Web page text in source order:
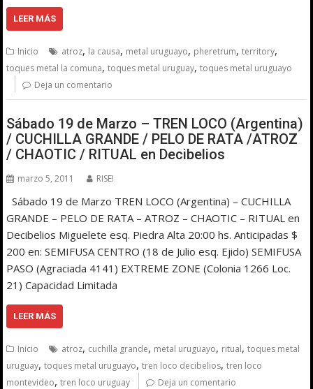
LEER MÁS
Inicio atroz, la causa, metal uruguayo, pheretrum,territory,
toques metal la comuna,toques metal uruguay,toques metal uruguayo
Deja un comentario
Sábado 19 de Marzo – TREN LOCO (Argentina)
/ CUCHILLA GRANDE / PELO DE RATA /ATROZ
/ CHAOTIC / RITUAL en Decibelios
marzo 5, 2011 RISE!
Sábado 19 de Marzo TREN LOCO (Argentina) – CUCHILLA
GRANDE – PELO DE RATA – ATROZ – CHAOTIC – RITUAL en
Decibelios Miguelete esq. Piedra Alta 20:00 hs. Anticipadas $
200 en: SEMIFUSA CENTRO (18 de Julio esq. Ejido) SEMIFUSA
PASO (Agraciada 4141) EXTREME ZONE (Colonia 1266 Loc.
21) Capacidad Limitada
LEER MÁS
Inicio atroz, cuchilla grande, metal uruguayo, ritual,toques metal
uruguay,toques metal uruguayo,tren loco decibelios,tren loco
montevideo,tren loco uruguay Deja un comentario